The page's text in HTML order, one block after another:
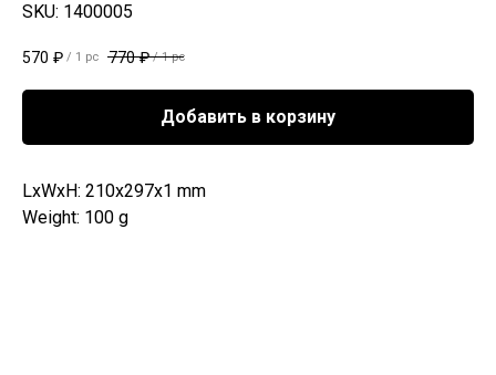
SKU: 1400005
570 ₽ / 1 pc 770 ₽ / 1 pc
Добавить в корзину
LxWxH: 210x297x1 mm
Weight: 100 g